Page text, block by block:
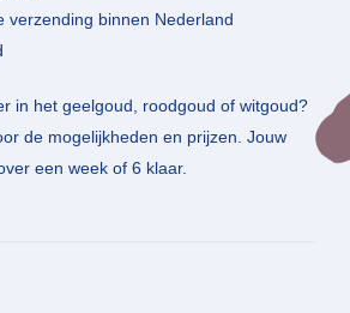
verzending binnen Nederland
in het geelgoud, roodgoud of witgoud?
de mogelijkheden en prijzen. Jouw
een week of 6 klaar.